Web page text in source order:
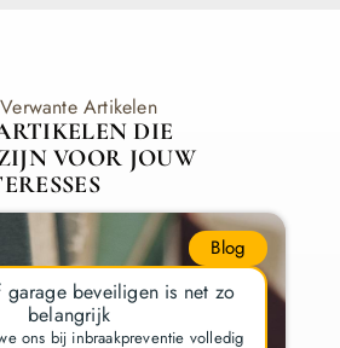
Verwante Artikelen
DIE
VOOR JOUW
Blog
garage beveiligen is net zo
belangrijk
ons bij inbraakpreventie volledig